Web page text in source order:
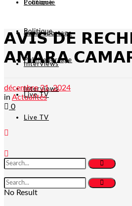
Politique
Publireportage
Interviews
Live TV
No Result
Economie
Politique
Publireportage
Interviews
Live TV
𝗔𝗩𝗜𝗦 𝗗𝗘
𝗔𝗠𝗔𝗥𝗔
décembre 31, 2024
in Actualités
0